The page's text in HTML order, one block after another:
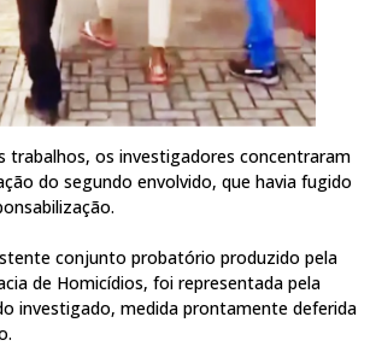
trabalhos, os investigadores concentraram
do segundo envolvido, que havia fugido
conjunto probatório produzido pela
de Homicídios, foi representada pela
investigado, medida prontamente deferida